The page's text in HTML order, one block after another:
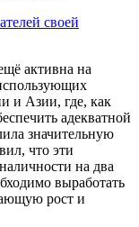
активна на
и Азии, где, как
адекватной
значительную
что эти
на два
выработать
рост и